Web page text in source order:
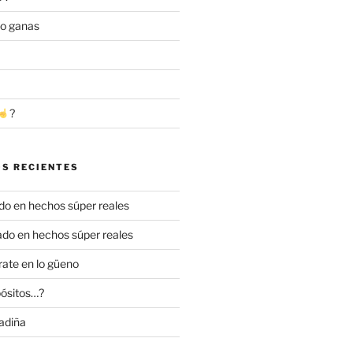
ganas
?
RECIENTES
en hechos súper reales
en hechos súper reales
en lo güeno